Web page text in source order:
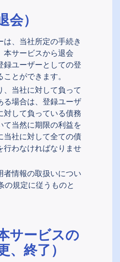
会）
は、当社所定の手続き
本サービスから退会
録ユーザーとしての登
とができます。
、当社に対して負って
る場合は、登録ユーザ
対して負っている債務
て当然に期限の利益を
当社に対して全ての債
行わなければなりませ
者情報の取扱いについ
の規定に従うものと
サービスの
、終了）